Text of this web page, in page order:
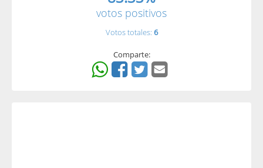
votos positivos
Votos totales: 6
Comparte: